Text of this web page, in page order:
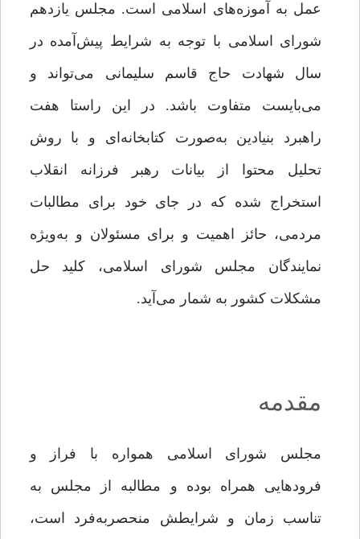
عمل به آموزه‌های اسلامی است. مجلس یازدهم
شورای اسلامی با توجه به شرایط پیش‌آمده در
سال شهادت حاج قاسم سلیمانی می‌تواند و
می‌بایست متفاوت باشد. در این راستا هفت
راهبرد بنیادین به‌صورت کتابخانه‌ای و با روش
تحلیل محتوا از بیانات رهبر فرزانه انقلاب
استخراج شده که در جای خود برای مطالبات
مردمی، حائز اهمیت و برای مسئولان و به‌ویژه
نمایندگان مجلس شورای اسلامی، کلید حل
مشکلات کشور به شمار می‌آید.
مقدمه
مجلس شورای اسلامی همواره با فراز و
فرودهایی همراه بوده و مطالبه از مجلس به
‌تناسب زمان و شرایطش منحصربه‌فرد است،